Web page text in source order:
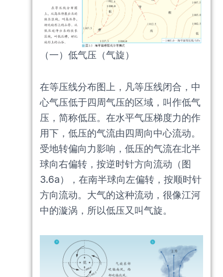
（一）低气压（气旋）
在等压线分布图上，凡等压线闭合，中
心气压低于四周气压的区域，叫作低气
压，简称低压。在水平气压梯度力的作
用下，低压的气流由四周向中心流动。
受地转偏向力影响，低压的气流在北半
球向右偏转，按逆时针方向流动（图
3.6a），在南半球向左偏转，按顺时针
方向流动。大气的这种流动，很像江河
中的漩涡，所以低压又叫气旋。